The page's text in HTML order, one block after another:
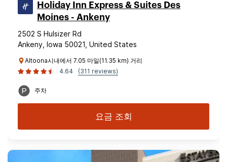
Holiday Inn Express & Suites Des
Moines - Ankeny
2502 S Hulsizer Rd
Ankeny, Iowa 50021, United States
Altoona시내에서 7.05 마일(11.35 km) 거리
4.64
(311 reviews)
주차
요금 조회